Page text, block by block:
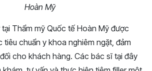
Hoàn Mỹ
Thẩm mỹ Quốc tế Hoàn Mỹ được
chuẩn y khoa nghiêm ngặt, đảm
cho khách hàng. Các bác sĩ tại đây